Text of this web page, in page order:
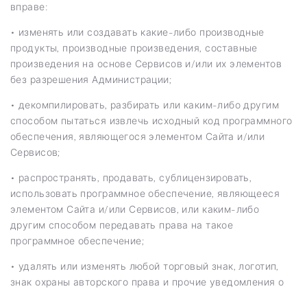
вправе:
• изменять или создавать какие-либо производные
продукты, производные произведения, составные
произведения на основе Сервисов и/или их элементов
без разрешения Администрации;
• декомпилировать, разбирать или каким-либо другим
способом пытаться извлечь исходный код программного
обеспечения, являющегося элементом Сайта и/или
Сервисов;
• распространять, продавать, сублицензировать,
использовать программное обеспечение, являющееся
элементом Сайта и/или Сервисов, или каким-либо
другим способом передавать права на такое
программное обеспечение;
• удалять или изменять любой торговый знак, логотип,
знак охраны авторского права и прочие уведомления о